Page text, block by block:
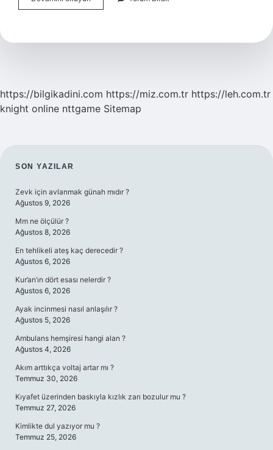
My
https://bilgikadini.com https://miz.com.tr https://leh.com.tr
knight online nttgame Sitemap
SIDEBAR
SON YAZILAR
Zevk için avlanmak günah mıdır ?
Ağustos 9, 2026
Mm ne ölçülür ?
Ağustos 8, 2026
En tehlikeli ateş kaç derecedir ?
Ağustos 6, 2026
Kur’an’ın dört esası nelerdir ?
Ağustos 6, 2026
Ayak incinmesi nasıl anlaşılır ?
Ağustos 5, 2026
Ambulans hemşiresi hangi alan ?
Ağustos 4, 2026
Akım arttıkça voltaj artar mı ?
Temmuz 30, 2026
Kıyafet üzerinden baskıyla kızlık zarı bozulur mu ?
Temmuz 27, 2026
Kimlikte dul yazıyor mu ?
Temmuz 25, 2026